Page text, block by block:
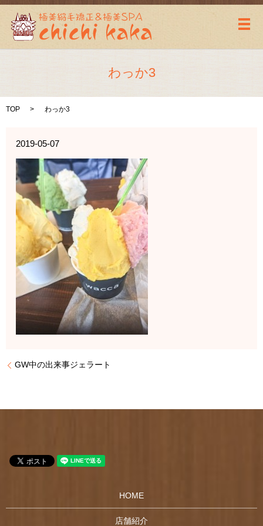
メ
わっか3
TOP わっか3
2019-05-07
GW中の出来事ジェラート
HOME
店舗紹介